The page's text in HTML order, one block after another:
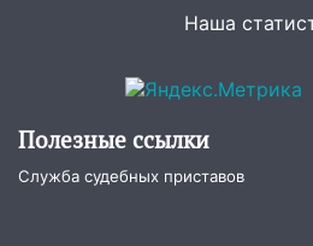
Ульяновец отдал
летнего мопедиста
15:00 В Ульяновске
Наша
Полезные ссылки
Служба судебных приставов